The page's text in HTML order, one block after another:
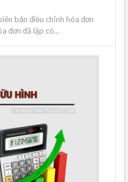
bản điều chỉnh hóa đơn
đơn đã lập có...